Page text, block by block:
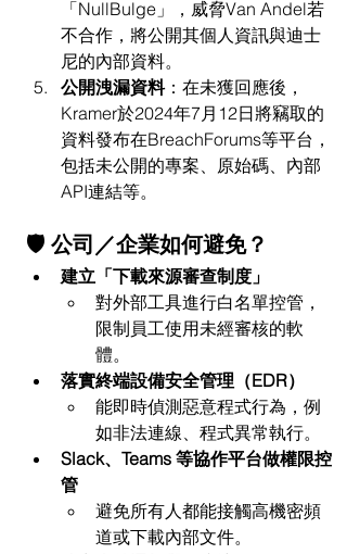
「NullBulge」，威脅Van Andel若
不合作，將公開其個人資訊與迪士
尼的內部資料。​
公開洩漏資料：​在未獲回應後，
Kramer於2024年7月12日將竊取的
資料發布在BreachForums等平台，
包括未公開的專案、原始碼、內部
API連結等。
🛡 公司／企業如何避免？
建立「下載來源審查制度」
對外部工具進行白名單控管，
限制員工使用未經審核的軟
體。
落實終端設備安全管理（EDR）
能即時偵測惡意程式行為，例
如非法連線、程式異常執行。
Slack、Teams 等協作平台做權限控
管
避免所有人都能接觸高機密頻
道或下載內部文件。